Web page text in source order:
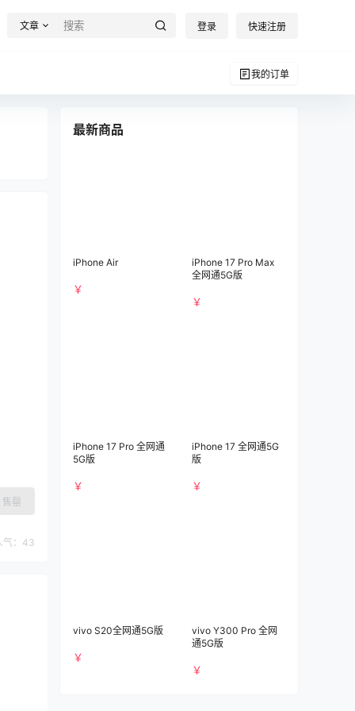
文章 登录 快速注册
我的订单
售罄
气： 43
最新商品
iPhone Air
￥
iPhone 17 Pro Max
全网通5G版
￥
iPhone 17 Pro 全网通
5G版
￥
iPhone 17 全网通5G
版
￥
vivo S20全网通5G版
￥
vivo Y300 Pro 全网
通5G版
￥